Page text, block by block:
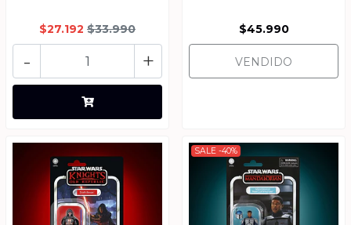
$27.192 $33.990
+
-
$45.990
VENDIDO
SALE -40%